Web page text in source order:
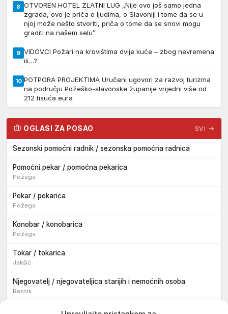
8 OTVOREN HOTEL ZLATNI LUG „Nije ovo još samo jedna
zgrada, ovo je priča o ljudima, o Slavoniji i tome da se u
njoj može nešto stvoriti, priča o tome da se snovi mogu
graditi na našem selu”
9 VIDOVCI Požari na krovištima dvije kuće – zbog nevremena
ili…?
10 POTPORA PROJEKTIMA Uručeni ugovori za razvoj turizma
na području Požeško-slavonske županije vrijedni više od
212 tisuća eura
OGLASI ZA POSAO SVI →
Sezonski pomoćni radnik / sezonska pomoćna radnica
Pomoćni pekar / pomoćna pekarica
Požega
Pekar / pekarica
Požega
Konobar / konobarica
Požega
Tokar / tokarica
Jakšić
Njegovatelj / njegovateljica starijih i nemoćnih osoba
Resnik
Konobar / konobarica